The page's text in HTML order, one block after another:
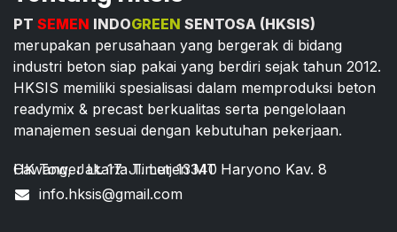
PT SEMEN INDOGREEN SENTOSA (HKSIS)
merupakan perusahaan yang bergerak di bidang
industri beton siap pakai yang berdiri sejak tahun 2012.
HKSIS memiliki spesialisasi dalam memproduksi beton
readymix & precast berkualitas serta pengelolaan
manajemen sesuai dengan kebutuhan pekerjaan.
HK Tower Lt. 17. Jl. Letjen MT Haryono Kav. 8 Cawang, Jakarta Timur 13340
info.hksis@gmail.com